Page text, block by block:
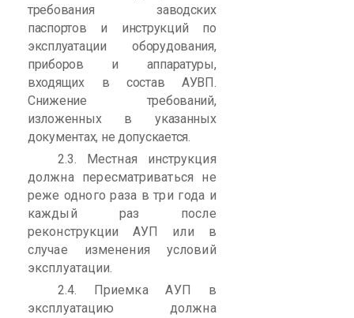
требования заводских
паспортов и инструкций по
эксплуатации оборудования,
приборов и аппаратуры,
входящих в состав АУВП.
Снижение требований,
изложенных в указанных
документах, не допускается.
2.3. Местная инструкция
должна пересматриваться не
реже одного раза в три годаи
каждый раз после
реконструкции АУП или в
случае изменения условий
эксплуатации.
2.4. Приемка АУП в
эксплуатацию должна